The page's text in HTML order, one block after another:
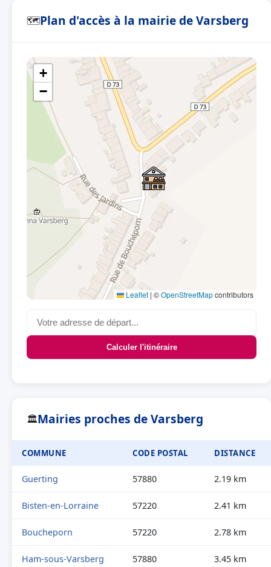
🗺Plan d'accès à la mairie de Varsberg
+
−
Leaflet | ©OpenStreetMapcontributors
Calculer l'itinéraire
🏛Mairies proches de Varsberg
COMMUNE CODE POSTAL DISTANCE
Guerting 57880 2.19 km
Bisten-en-Lorraine 57220 2.41 km
Boucheporn 57220 2.78 km
Ham-sous-Varsberg 57880 3.45 km